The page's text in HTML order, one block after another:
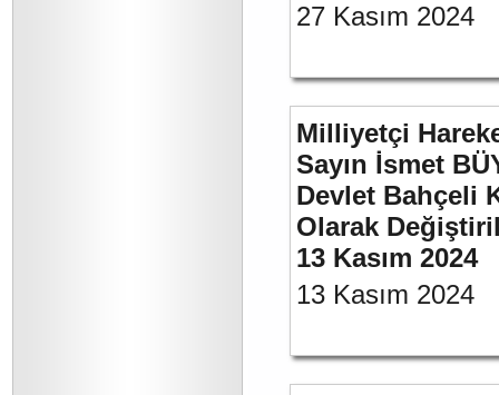
27 Kasım 2024
Milliyetçi
Sayın İsmet
Devlet Bahçeli
Olarak
13 Kasım 2024
13 Kasım 2024